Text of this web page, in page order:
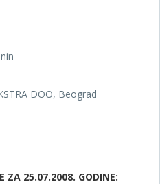
DOO, Beograd
ZA 25.07.2008. GODINE: